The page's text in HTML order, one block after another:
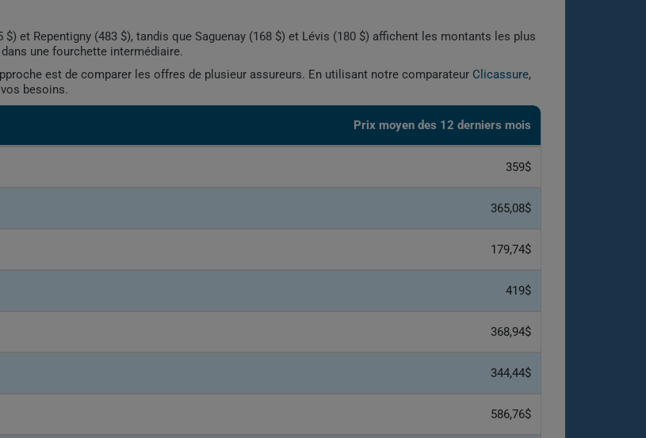
et Repentigny (483 $), tandis que Saguenay (168 $) et Lévis (180 $) affichent les montants les plus
une fourchette intermédiaire.
est de comparer les offres de plusieur assureurs. En utilisant notre comparateur Clicassure,
besoins.
Prix ​​moyen des 12 derniers mois
359$
365,08$
179,74$
419$
368,94$
344,44$
586,76$